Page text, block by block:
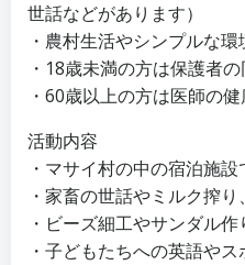
世話などがあります）
・農村生活やシンプルな
・18歳未満の方は保護者
・60歳以上の方は医師の
活動内容
・マサイ村の中の宿泊施設
・家畜の世話やミルク搾
・ビーズ細工やサンダル
・子どもたちへの英語や